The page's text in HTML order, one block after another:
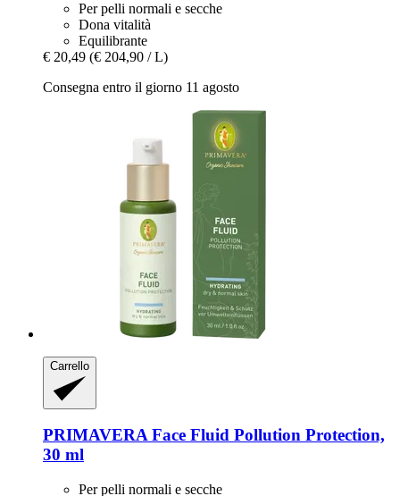
Per pelli normali e secche
Dona vitalità
Equilibrante
€ 20,49 (€ 204,90 / L)
Consegna entro il giorno 11 agosto
Carrello
PRIMAVERAFace Fluid Pollution Protection,
30 ml
Per pelli normali e secche